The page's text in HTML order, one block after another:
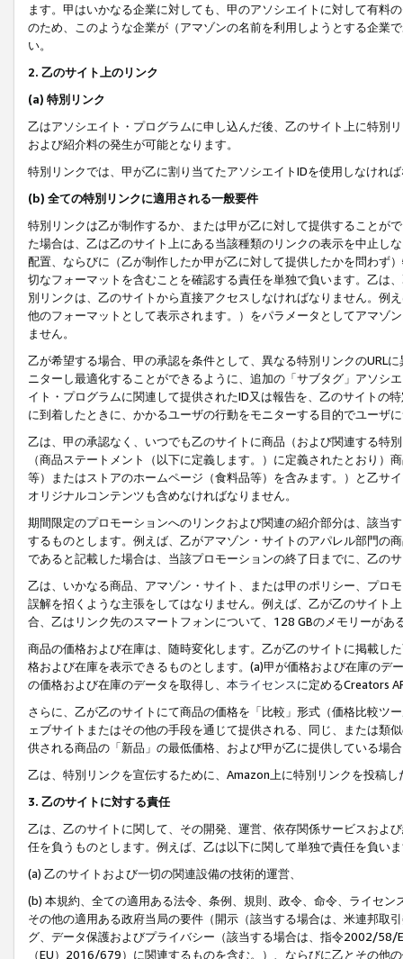
ます。甲はいかなる企業に対しても、甲のアソシエイトに対して有料
のため、このような企業が（アマゾンの名前を利用しようとする企業
い。
2. 乙のサイト上のリンク
(a) 特別リンク
乙はアソシエイト・プログラムに申し込んだ後、乙のサイト上に特別
および紹介料の発生が可能となります。
特別リンクでは、甲が乙に割り当てたアソシエイトIDを使用しなけれ
(b) 全ての特別リンクに適用される一般要件
特別リンクは乙が制作するか、または甲が乙に対して提供することが
た場合は、乙は乙のサイト上にある当該種類のリンクの表示を中止し
配置、ならびに（乙が制作したか甲が乙に対して提供したかを問わず
切なフォーマットを含むことを確認する責任を単独で負います。乙は
別リンクは、乙のサイトから直接アクセスしなければなりません。例
他のフォーマットとして表示されます。）をパラメータとしてアマゾ
ません。
乙が希望する場合、甲の承認を条件として、異なる特別リンクのURL
ニターし最適化することができるように、追加の「サブタグ」アソシ
イト・プログラムに関連して提供されたID又は報告を、乙のサイトの
に到着したときに、かかるユーザの行動をモニターする目的でユーザ
乙は、甲の承認なく、いつでも乙のサイトに商品（および関連する特
（商品ステートメント（以下に定義します。）に定義されたとおり
等）またはストアのホームページ（食料品等）を含みます。）と乙サ
オリジナルコンテンツも含めなければなりません。
期間限定のプロモーションへのリンクおよび関連の紹介部分は、該当
するものとします。例えば、乙がアマゾン・サイトのアパレル部門の
であると記載した場合は、当該プロモーションの終了日までに、乙の
乙は、いかなる商品、アマゾン・サイト、または甲のポリシー、プロ
誤解を招くような主張をしてはなりません。例えば、乙が乙のサイト
合、乙はリンク先のスマートフォンについて、128 GBのメモリーがあ
商品の価格および在庫は、随時変化します。乙が乙のサイトに掲載し
格および在庫を表示できるものとします。(a)甲が価格および在庫の
の価格および在庫のデータを取得し、 本ライセンスに定めるCreators
さらに、乙が乙のサイトにて商品の価格を「比較」形式（価格比較ツ
ェブサイトまたはその他の手段を通じて提供される、同じ、または類
供される商品の「新品」の最低価格、および甲が乙に提供している場
乙は、特別リンクを宣伝するために、Amazon上に特別リンクを投稿
3. 乙のサイトに対する責任
乙は、乙のサイトに関して、その開発、運営、依存関係サービスおよ
任を負うものとします。例えば、乙は以下に関して単独で責任を負い
(a) 乙のサイトおよび一切の関連設備の技術的運営、
(b) 本規約、全ての適用ある法令、条例、規則、政令、命令、ライセ
その他の適用ある政府当局の要件（開示（該当する場合は、米連邦取
グ、データ保護およびプライバシー（該当する場合は、指令2002/58/
（EU）2016/679）に関連するものを含む。）、ならびに乙とその他